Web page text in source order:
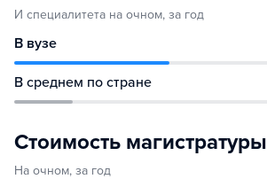
И специалитета на очном, за год
В вузе
В среднем по стране
Стоимость магистратуры
На очном, за год